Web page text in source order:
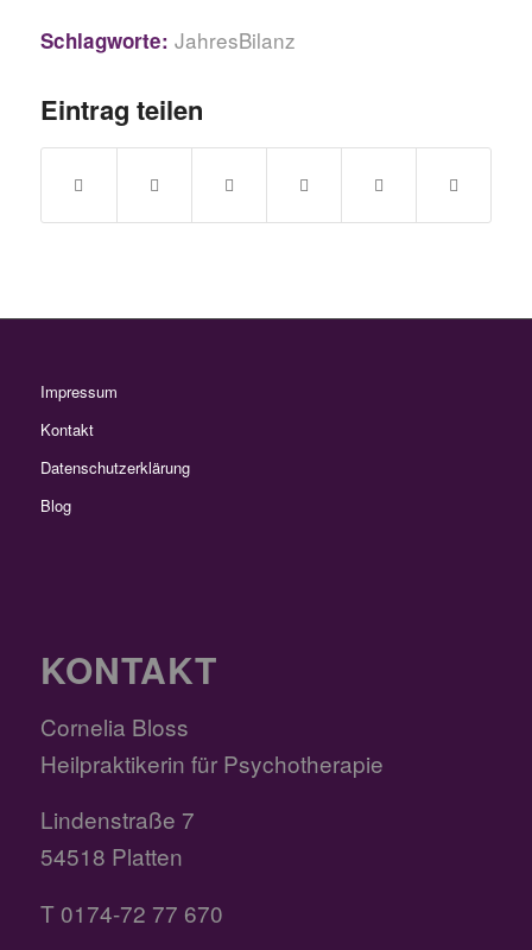
Schlagworte: JahresBilanz
Eintrag teilen
Impressum
Kontakt
Datenschutzerklärung
Blog
KONTAKT
Cornelia Bloss
Heilpraktikerin für Psychotherapie
Lindenstraße 7
54518 Platten
T 0174-72 77 670